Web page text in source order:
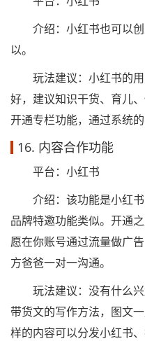
介绍：小红书也可以创
以。
玩法建议：小红书的用
好，建议知识干货、育儿
开通专栏功能，通过系统
16. 内容合作功能
平台：小红书
介绍：该功能是小红书
品牌特邀功能类似。开通
愿在你账号通过流量做广
方爸爸一对一沟通。
玩法建议：没有什么兴
带货文的写作方法，图文
样的内容可以分发小红书